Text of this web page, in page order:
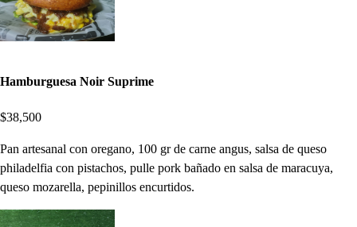
Hamburguesa Noir Suprime
$38,500
Pan artesanal con oregano, 100 gr de carne angus, salsa de queso
philadelfia con pistachos, pulle pork bañado en salsa de maracuya,
queso mozarella, pepinillos encurtidos.